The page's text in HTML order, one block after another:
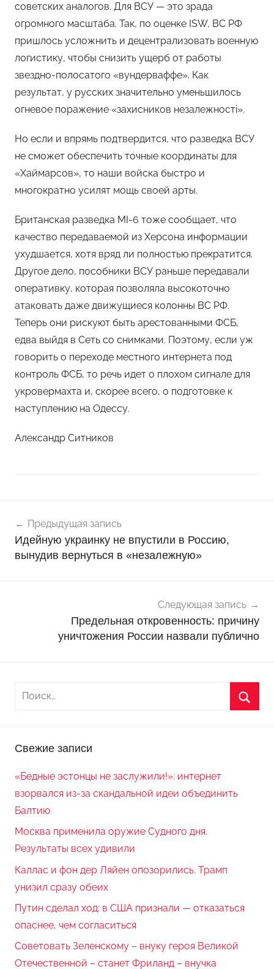
советских аналогов. Для ВСУ — это зрада
огромного масштаба. Так, по оценке ISW, ВС РФ
пришлось усложнить и децентрализовать военную
логистику, чтобы снизить ущерб от работы
звездно-полосатого «вундерваффе». Как
результат, у русских значительно уменьшилось
огневое поражение «захисников незалежностi».
Но если и впрямь подтвердится, что разведка ВСУ
не сможет обеспечить точные координаты для
«Хаймарсов», то наши войска быстро и
многократно усилят мощь своей арты.
Британская разведка MI-6 тоже сообщает, что
качество передаваемой из Херсона информации
ухудшается, хотя вряд ли полностью прекратится.
Другое дело, пособники ВСУ раньше передавали
оперативку, которая позволяла высокоточно
атаковать даже движущиеся колонны ВС РФ.
Теперь они рискуют быть арестованными ФСБ,
едва выйдя в Сеть со снимками. Поэтому, если уж
говорить о переходе местного интернета под
контроль ФСБ, то речь идет о плохом сигнале для
укровермахта и, скорее всего, о подготовке к
наступлению на Одессу.
Александр Ситников
о
в
о
по
записям
Предыдущая запись
Идейную украинку не впустили в Россию,
вынудив вернуться в «незалежную»
Следующая запись
Предельная откровенность: причину
уничтожения России назвали публично
Свежие записи
«Бедные эстонцы не заслужили!»: интернет
взорвался из-за скандальной идеи объединить
Балтию
Москва применила оружие Судного дня.
Результаты всех удивили
Каллас и фон дер Ляйен опозорились. Трамп
унизил сразу обеих
Путин сделал ход: в США признали — отказаться
опаснее, чем согласиться
Советовать Зеленскому – внуку героя Великой
Отечественной – станет Фриланд – внучка